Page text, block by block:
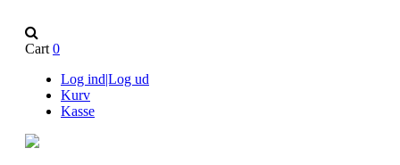
Cart 0
Log ind|Log ud
Kurv
Kasse